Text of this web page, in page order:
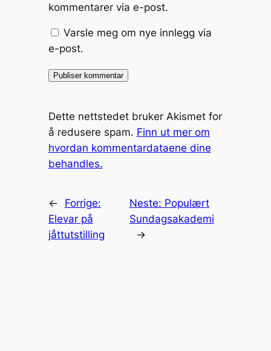
kommentarer via e-post.
Varsle meg om nye innlegg via
e-post.
Dette nettstedet bruker Akismet for
å redusere spam. Finn ut mer om
hvordan kommentardataene dine
behandles.
←
Forrige:
Elevar på
jåttutstilling
Neste: Populært
Sundagsakademi
→